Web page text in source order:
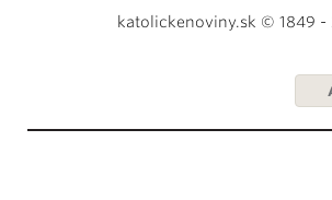
katolickenoviny.sk © 1849 -